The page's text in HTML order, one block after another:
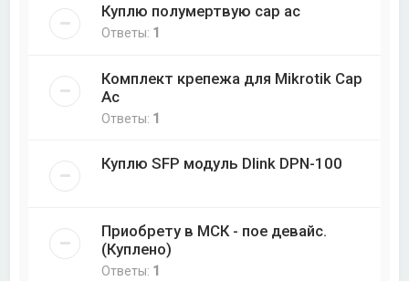
Куплю полумертвую cap ac
Ответы: 1
Комплект крепежа для Mikrotik Cap
Ac
Ответы: 1
Куплю SFP модуль Dlink DPN-100
Приобрету в МСК - пое девайс.
(Куплено)
Ответы: 1